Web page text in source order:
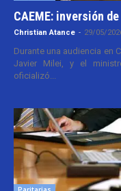
CAEME: inversión
Christian Atance - 29/05/
Durante una audiencia en
Javier Milei, y el
oficializó...